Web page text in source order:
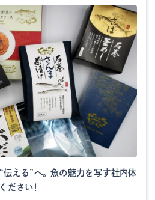
える”へ。 魚の魅力を写す社内体
ださい！